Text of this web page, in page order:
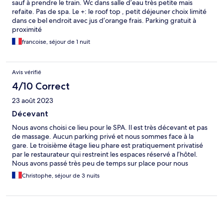
sauf à prendre le train. Wc dans salle d’eau très petite mais
refaite. Pas de spa. Le +: le roof top , petit déjeuner choix limité
dans ce bel endroit avec jus d’orange frais. Parking gratuit à
proximité
francoise, séjour de 1 nuit
Avis vérifié
4/10 Correct
23 août 2023
Décevant
Nous avons choisi ce lieu pour le SPA. Il est très décevant et pas
de massage. Aucun parking privé et nous sommes face à la
gare. Le troisième étage lieu phare est pratiquement privatisé
par le restaurateur qui restreint les espaces réservé a l’hôtel.
Nous avons passé très peu de temps sur place pour nous
échapper. Ce n’était pas m’objectif de départ.
Christophe, séjour de 3 nuits